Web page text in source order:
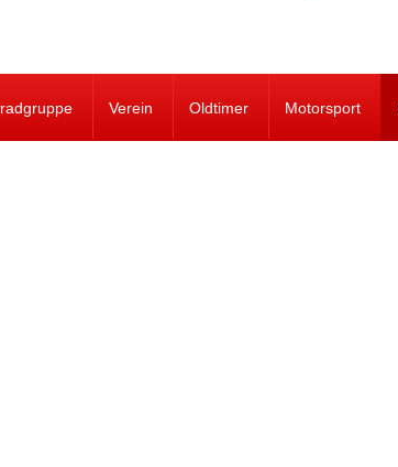
Verein Oldtimer Motorsport